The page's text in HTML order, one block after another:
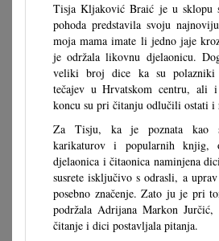
Tisja Kljaković Braić je u sklopu
pohoda predstavila svoju
moja mama imate li jedno jaje
je održala likovnu djelaonicu.
veliki broj dice ka su polazniki
tečajev u Hrvatskom centru, ali
koncu su pri čitanju odlučili ostati
Za Tisju, ka je poznata kao
karikaturov i popularnih
djelaonica i čitaonica naminjena
susrete isključivo s odrasli, a
posebno značenje. Zato ju je pri
podržala Adrijana Markon
čitanje i dici postavljala pitanja.